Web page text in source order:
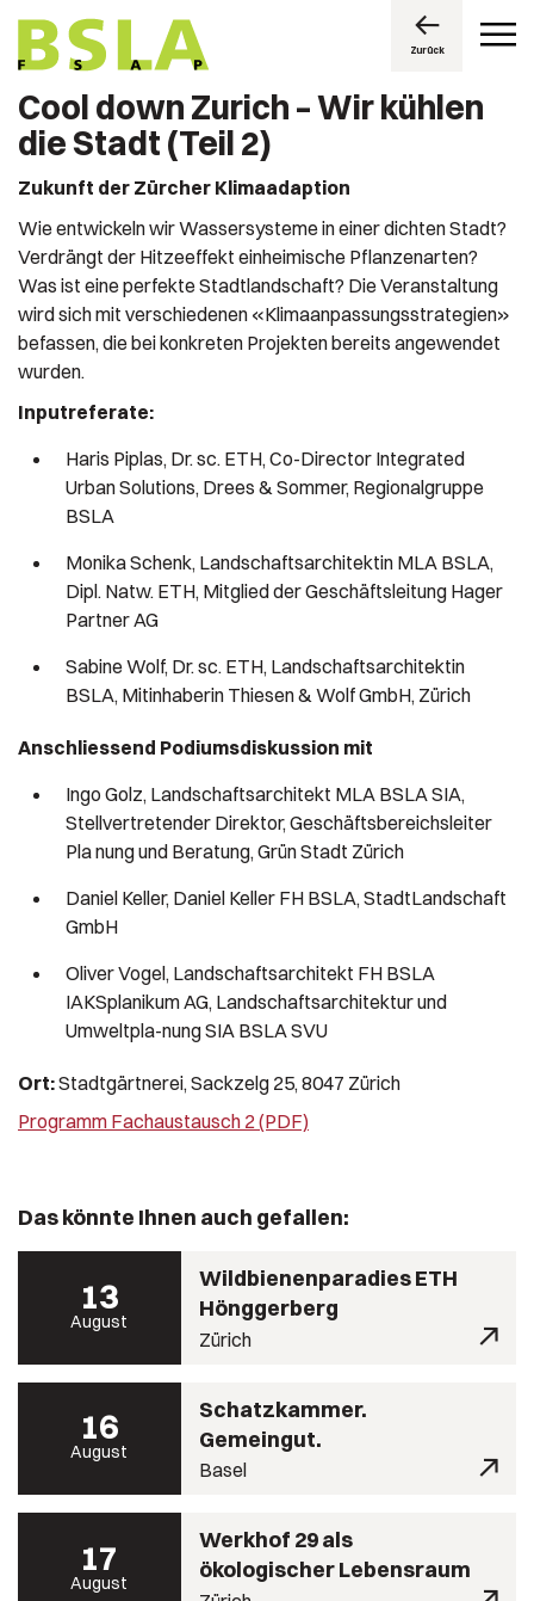
Zurück
Cool down Zurich – Wir kühlen
die Stadt (Teil 2)
Zukunft der Zürcher Klimaadaption
Wie entwickeln wir Wassersysteme in einer dichten Stadt?
Verdrängt der Hitzeeffekt einheimische Pflanzenarten?
Was ist eine perfekte Stadtlandschaft? Die Veranstaltung
wird sich mit verschiedenen «Klimaanpassungsstrategien»
befassen, die bei konkreten Projekten bereits angewendet
wurden.
Inputreferate:
Haris Piplas, Dr. sc. ETH, Co-Director Integrated
Urban Solutions, Drees & Sommer, Regionalgruppe
BSLA
Monika Schenk, Landschaftsarchitektin MLA BSLA,
Dipl. Natw. ETH, Mitglied der Geschäftsleitung Hager
Partner AG
Sabine Wolf, Dr. sc. ETH, Landschaftsarchitektin
BSLA, Mitinhaberin Thiesen & Wolf GmbH, Zürich
Anschliessend Podiumsdiskussion mit
Ingo Golz, Landschaftsarchitekt MLA BSLA SIA,
Stellvertretender Direktor, Geschäftsbereichsleiter
Pla nung und Beratung, Grün Stadt Zürich
Daniel Keller, Daniel Keller FH BSLA, StadtLandschaft
GmbH
Oliver Vogel, Landschaftsarchitekt FH BSLA
IAKSplanikum AG, Landschaftsarchitektur und
Umweltpla-nung SIA BSLA SVU
Ort:Stadtgärtnerei, Sackzelg 25,8047 Zürich
Programm Fachaustausch 2 (PDF)
Das könnte Ihnen auch gefallen:
13
August
Wildbienenparadies ETH
Hönggerberg
Zürich
16
August
Schatzkammer.
Gemeingut.
Basel
17
August
Werkhof 29 als
ökologischer Lebensraum